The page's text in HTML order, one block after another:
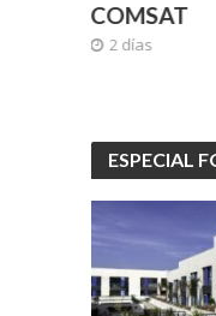
España
ESPECIAL